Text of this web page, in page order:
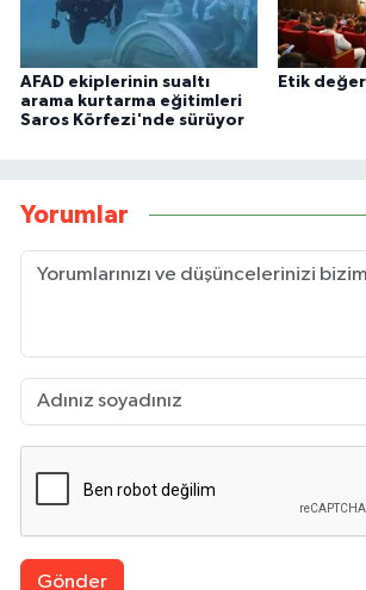
AFAD ekiplerinin sualtı
arama kurtarma eğitimleri
Saros Körfezi'nde sürüyor
Etik
Yorumlar
Gönder